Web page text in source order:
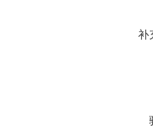
补